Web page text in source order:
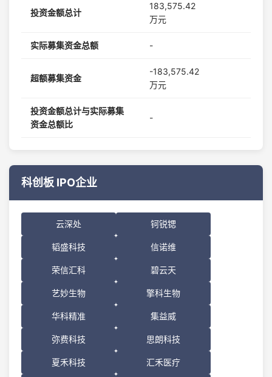
投资金额总计
183,575.42
万元
实际募集资金总额 -
超额募集资金
-183,575.42
万元
投资金额总计与实际募集
资金总额比
-
科创板 IPO企业
云深处 钶锐锶
韬盛科技 信诺维
荣信汇科 碧云天
艺妙生物 擎科生物
华科精准 集益威
弥费科技 思朗科技
夏禾科技 汇禾医疗